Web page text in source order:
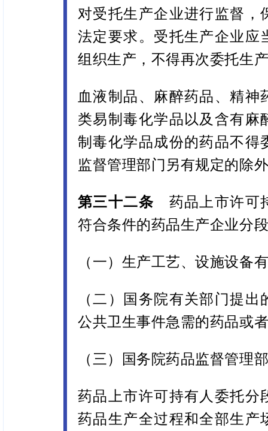
对受托生产企业进行监督，
法定要求。受托生产企业应
组织生产，不得再次委托生
血液制品、麻醉药品、精
类易制毒化学品以及含有麻
制毒化学品成份的药品不得
监督管理部门另有规定的除
第三十二条 药品上市许可
符合条件的药品生产企业分
（一）生产工艺、设施设备
（二）国务院有关部门提
公共卫生事件急需的药品或
（三）国务院药品监督管理
药品上市许可持有人委托分
药品生产全过程和全部生产